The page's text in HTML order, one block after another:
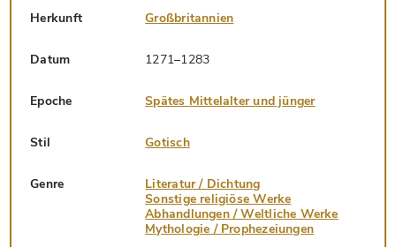
Herkunft Großbritannien
Datum 1271–1283
Epoche Spätes Mittelalter und jünger
Stil Gotisch
Genre
Literatur / Dichtung
Sonstige religiöse Werke
Abhandlungen / Weltliche Werke
Mythologie / Prophezeiungen